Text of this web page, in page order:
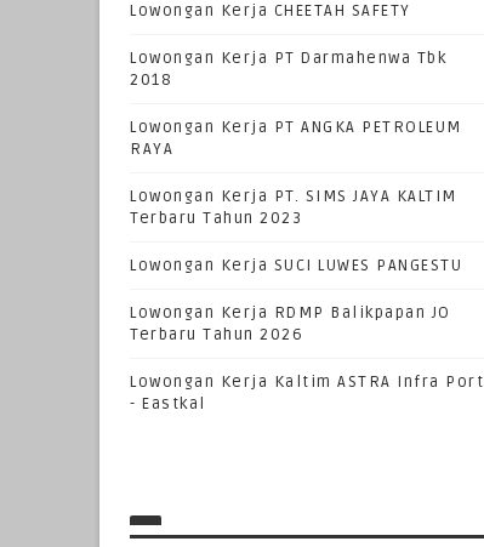
Lowongan Kerja CHEETAH SAFETY
Lowongan Kerja PT Darmahenwa Tbk
2018
Lowongan Kerja PT ANGKA PETROLEUM
RAYA
Lowongan Kerja PT. SIMS JAYA KALTIM
Terbaru Tahun 2023
Lowongan Kerja SUCI LUWES PANGESTU
Lowongan Kerja RDMP Balikpapan JO
Terbaru Tahun 2026
Lowongan Kerja Kaltim ASTRA Infra Port
- Eastkal